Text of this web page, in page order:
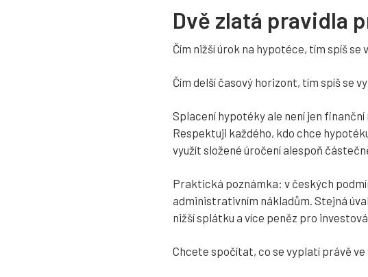
Dvě zlatá pravidla
Čím nižší úrok na hypotéce, tím spíš
Čím delší časový horizont, tím spíš se
Splacení hypotéky ale není jen
Respektuji každého, kdo chce
využít složené úročení alespoň
Praktická poznámka: v českých
administrativním nákladům. Stejná
nižší splátku a více peněz pro
Chcete spočítat, co se vyplatí právě ve